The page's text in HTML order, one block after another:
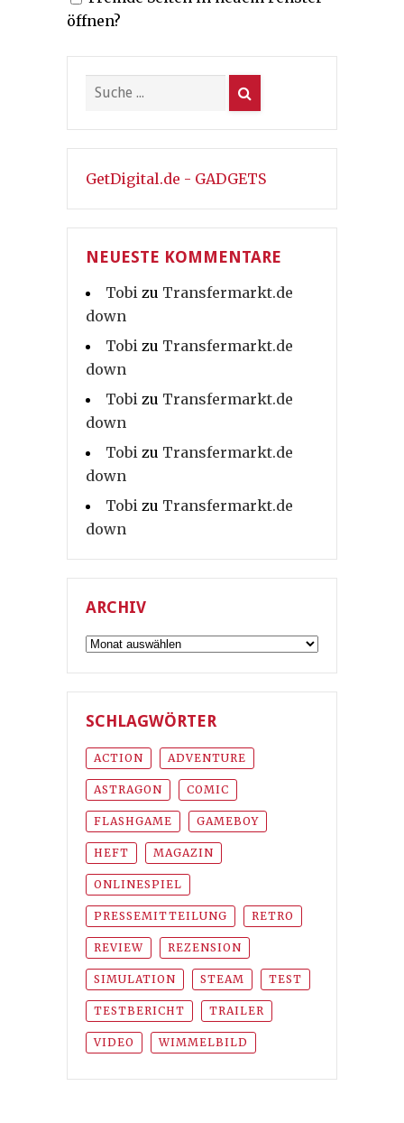
öffnen?
GetDigital.de - GADGETS
NEUESTE KOMMENTARE
Tobi zu Transfermarkt.de
down
Tobi zu Transfermarkt.de
down
Tobi zu Transfermarkt.de
down
Tobi zu Transfermarkt.de
down
Tobi zu Transfermarkt.de
down
ARCHIV
Archiv
SCHLAGWÖRTER
ACTION ADVENTURE
ASTRAGON COMIC
FLASHGAME GAMEBOY
HEFT MAGAZIN
ONLINESPIEL
PRESSEMITTEILUNG RETRO
REVIEW REZENSION
SIMULATION STEAM TEST
TESTBERICHT TRAILER
VIDEO WIMMELBILD